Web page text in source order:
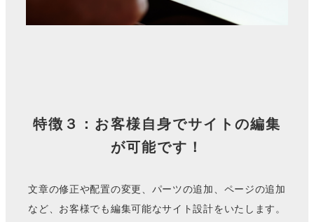
特徴３：お客様自身でサイトの編集
が可能です！
文章の修正や配置の変更、パーツの追加、ページの追加
など、お客様でも編集可能なサイト設計をいたします。